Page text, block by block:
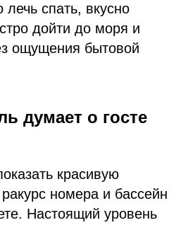
спать, вкусно
дойти до моря и
ощущения бытовой
думает о госте
красивую
номера и бассейн
Настоящий уровень